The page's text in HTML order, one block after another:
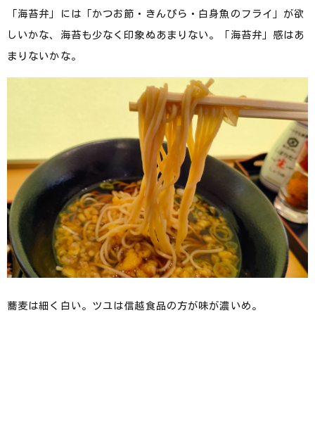
「海苔弁」には「かつお節・きんぴら・白身魚のフライ」が欲
しいかな、海苔も少なく印象ぬあまりない。「海苔弁」感はあ
まりないかな。
蕎麦は細く白い。ツユは信越食品の方が味が濃いめ。